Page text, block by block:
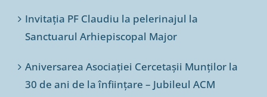
Invitația PF Claudiu la pelerinajul la
Sanctuarul Arhiepiscopal Major
Aniversarea Asociației Cercetașii Munților la
30 de ani de la înființare – Jubileul ACM